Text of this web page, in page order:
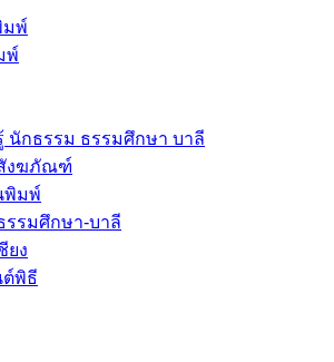
มพ์
พ์
นักธรรม ธรรมศึกษา บาลี
สังฆภัณฑ์
พิมพ์
รรมศึกษา-บาลี
ยง
พิธี